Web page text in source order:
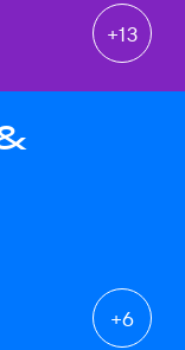
+13
+6